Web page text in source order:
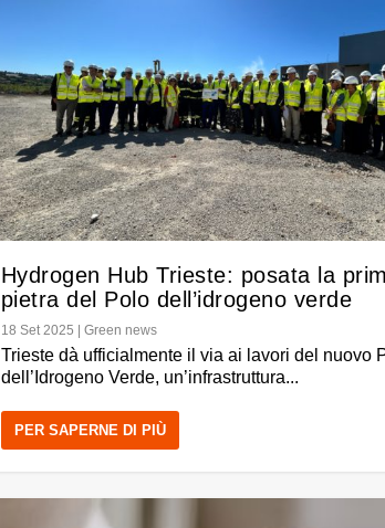
Hydrogen Hub Trieste: posata la
pietra del Polo dell’idrogeno verde
18 Set 2025 | Green news
Trieste dà ufficialmente il via ai lavori del nuovo
dell’Idrogeno Verde, un’infrastruttura...
PER SAPERNE DI PIÙ